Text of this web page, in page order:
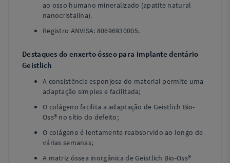
ao osso humano mineralizado (apatite natural
nanocristalina).
Registro ANVISA: 80696930005.
Destaques do enxerto ósseo para implante dentário
Geistlich
A consistência esponjosa do material permite uma
adaptação simples e facilitada;
O colágeno facilita a adaptação de Geistlich Bio-
Oss® no sítio do defeito;
O colágeno é lentamente reabsorvido ao longo de
várias semanas;
A matriz óssea inorgânica de Geistlich Bio-Oss®